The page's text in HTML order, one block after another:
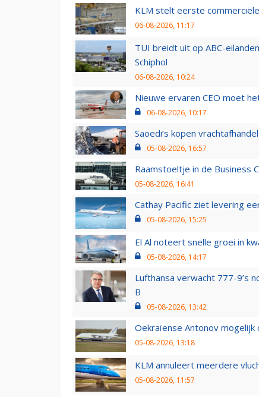
KLM stelt eerste
06-08-2026, 11:17
TUI breidt uit op ABC-
Schiphol
06-08-2026, 10:24
Nieuwe ervaren CEO moet
06-08-2026, 10:17
Saoedi’s kopen
05-08-2026, 16:57
Raamstoeltje in de Business
05-08-2026, 16:41
Cathay Pacific ziet levering
05-08-2026, 15:25
El Al noteert snelle groei in
05-08-2026, 14:17
Lufthansa verwacht 777-9’s
B
05-08-2026, 13:42
Oekraïense Antonov mogelijk
05-08-2026, 13:18
KLM annuleert meerdere
05-08-2026, 11:57